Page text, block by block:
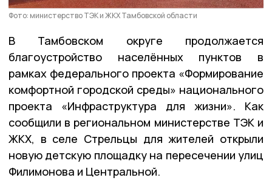
Фото: министерство ТЭК и ЖКХ Тамбовской области
В Тамбовском округе продолжается
благоустройство населённых пунктов в
рамках федерального проекта «Формирование
комфортной городской среды» национального
проекта «Инфраструктура для жизни». Как
сообщили в региональном министерстве ТЭК и
ЖКХ, в селе Стрельцы для жителей открыли
новую детскую площадку на пересечении улиц
Филимонова и Центральной.